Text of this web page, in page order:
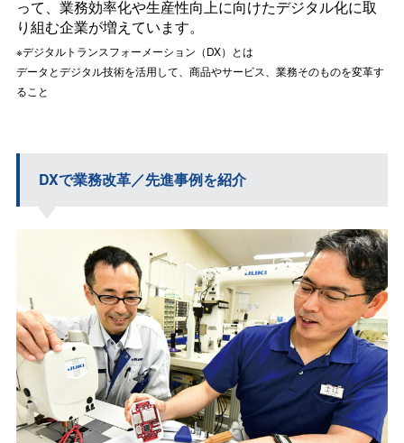
って、業務効率化や生産性向上に向けたデジタル化に取
り組む企業が増えています。
※デジタルトランスフォーメーション（DX）とは
データとデジタル技術を活用して、商品やサービス、業務そのものを変革す
ること
DXで業務改革／先進事例を紹介